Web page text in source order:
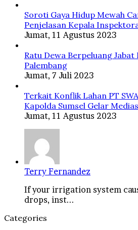
Soroti Gaya Hidup Mewah
Penjelasan Kepala
Jumat, 11 Agustus 2023
Ratu Dewa Berpeluang Jabat
Palembang
Jumat, 7 Juli 2023
Terkait Konflik Lahan PT
Kapolda Sumsel Gelar
Jumat, 11 Agustus 2023
Terry Fernandez
If your irrigation system
drops, inst...
Categories